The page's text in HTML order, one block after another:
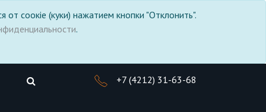
соокіе (куки) нажатием кнопки "Отклонить".
.
+7 (4212) 31-63-68